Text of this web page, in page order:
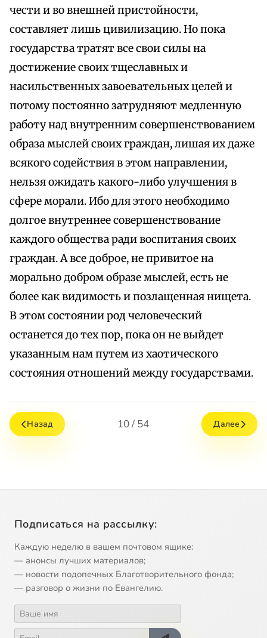
чести и во внешней пристойности,
составляет лишь цивилизацию. Но пока
государства тратят все свои силы на
достижение своих тщеславных и
насильственных завоевательных целей и
потому постоянно затрудняют медленную
работу над внутренним совершенствованием
образа мыслей своих граждан, лишая их даже
всякого содействия в этом направлении,
нельзя ожидать какого-либо улучшения в
сфере морали. Ибо для этого необходимо
долгое внутреннее совершенствование
каждого общества ради воспитания своих
граждан. А все доброе, не привитое на
морально добром образе мыслей, есть не
более как видимость и позлащенная нищета.
В этом состоянии род человеческий
останется до тех пор, пока он не выйдет
указанным нам путем из хаотического
состояния отношений между государствами.
Назад 10 / 54 Далее
Подписаться на рассылку:
Каждую неделю в вашем почтовом ящике:
— анонсы лучших материалов;
— новости подопечных Благотворительного фонда;
— разговор о жизни по Евангелию.